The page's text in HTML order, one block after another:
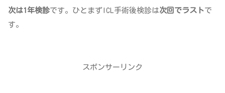
次は1年検診です。ひとまずICL手術後検診は次回でラストで
す。
スポンサーリンク